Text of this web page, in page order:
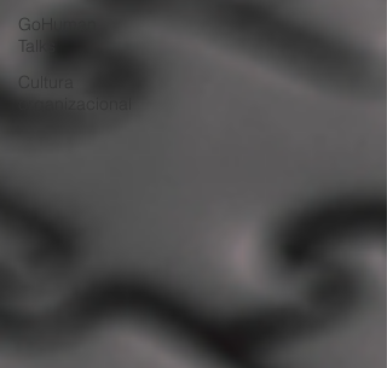
GoHuman
Talks
Cultura